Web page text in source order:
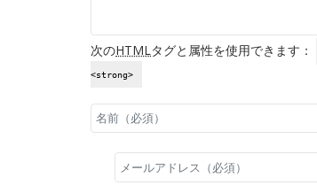
次のHTML タグと属性を使用できます：
<strong>